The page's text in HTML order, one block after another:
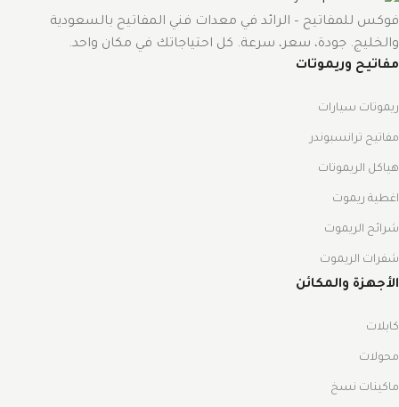
فوكس للمفاتيح – الرائد في معدات فني المفاتيح بالسعودية
والخليج. جودة، سعر، سرعة. كل احتياجاتك في مكان واحد.
مفاتيح وريموتات
ريموتات سيارات
مفاتيح ترانسبوندر
هياكل الريموتات
اغطية ريموت
شرائح الريموت
شفرات الريموت
الأجهزة والمكائن
كابلات
محولات
ماكينات نسخ